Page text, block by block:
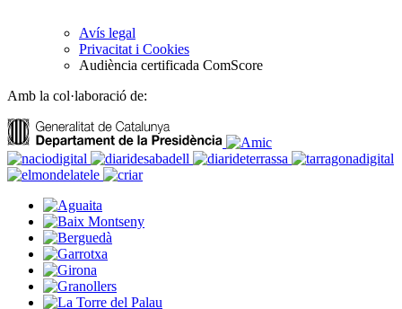
Avís legal
Privacitat i Cookies
Audiència certificada ComScore
Amb la col·laboració de: